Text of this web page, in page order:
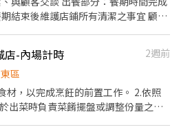
5分鐘為單位計算，重視員工的辛勤付
人有機會品嚐美味平價壽司，致力
餐點都從零開始製作並非半成品 能夠
常歡迎從頭學習～ ～也十分歡迎二度
結束後維護店鋪所有清潔之事宜 顧客
店-內場計時
2週前
區
材，以完成烹飪的前置工作。 2.依照
出菜時負責菜餚擺盤或調整份量之工